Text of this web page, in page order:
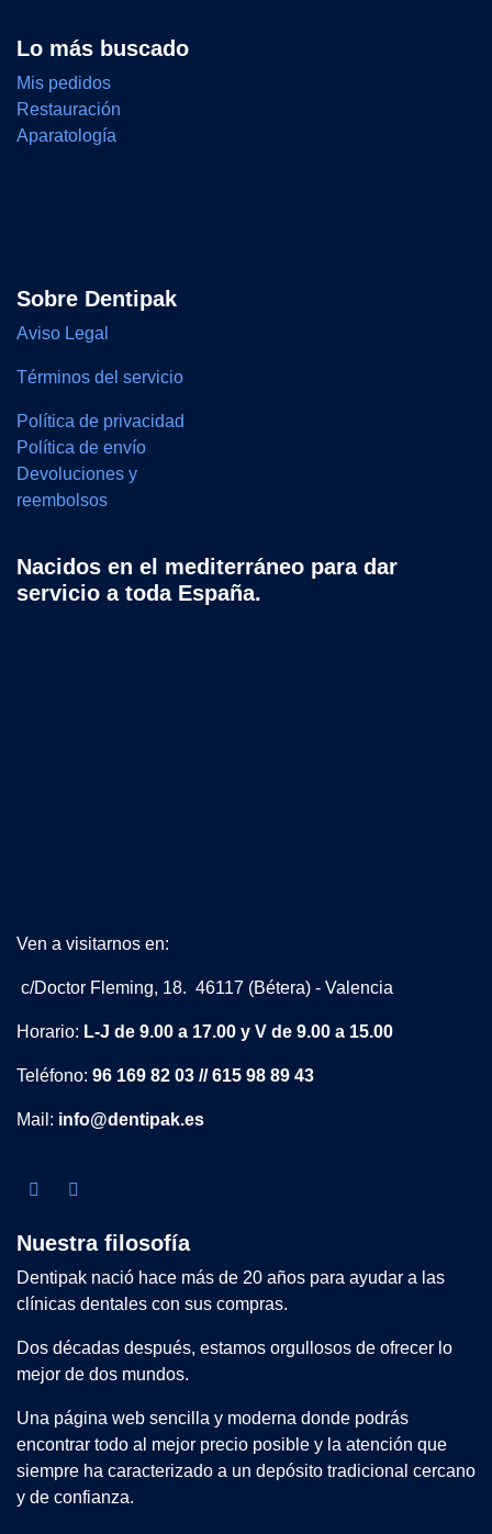
Lo más buscado
Mis pedidos
Restauración
Aparatología
Sobre Dentipak
Aviso Legal
Términos del servicio
Política de privacidad
Política de envío
Devoluciones y
reembolsos
Nacidos en el mediterráneo para dar
servicio a toda España.
Ven a visitarnos en:
c/Doctor Fleming, 18. 46117 (Bétera) - Valencia
Horario: L-J de 9.00 a 17.00 y V de 9.00 a 15.00
Teléfono: 96 169 82 03 // 615 98 89 43
Mail: info@dentipak.es
Nuestra filosofía
Dentipak nació hace más de 20 años para ayudar a las
clínicas dentales con sus compras.
Dos décadas después, estamos orgullosos de ofrecer lo
mejor de dos mundos.
Una página web sencilla y moderna donde podrás
encontrar todo al mejor precio posible y la atención que
siempre ha caracterizado a un depósito tradicional cercano
y de confianza.